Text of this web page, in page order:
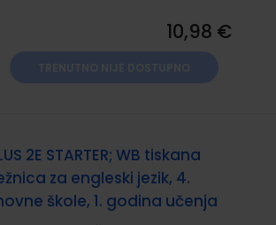
10,98 €
2E STARTER; WB tiskana
za engleski jezik, 4.
škole, 1. godina učenja